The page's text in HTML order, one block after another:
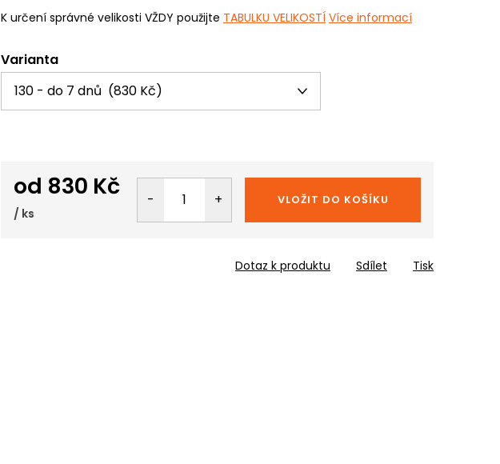
K určení správné velikosti VŽDY použijte TABULKU VELIKOSTÍ Více informací
Varianta
od 830 Kč
/ ks
VLOŽIT DO KOŠÍKU
Tisk
Dotaz k produktu Sdílet